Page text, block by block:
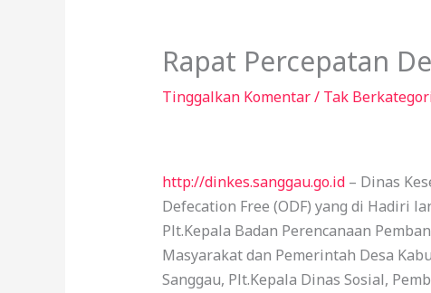
Rapat Percepatan
Tinggalkan Komentar/ Tak
http://dinkes.sanggau.go.id– Dinas
Defecation Free (ODF) yang di Hadiri
Plt.Kepala Badan Perencanaan
Masyarakat dan Pemerintah Desa
Sanggau, Plt.Kepala Dinas Sosial,